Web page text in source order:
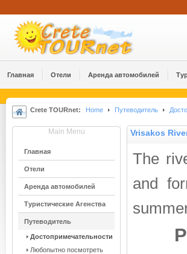
Главная Отели Аренда автомобилей
Crete TOURnet: Home Путеводитель
Main Menu
Главная
Отели
Аренда автомобилей
Туристические Агенства
Путеводитель
Достопримечательности
Любопытно посмотреть
Vrisakos
The
and